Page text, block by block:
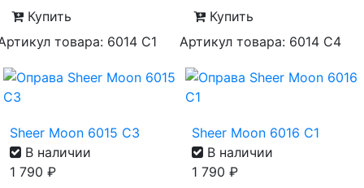
Купить
товара: 6014 С1
Купить
Артикул товара: 6014 С4
Sheer Moon 6015 С3
В наличии
1 790 ₽
Sheer Moon 6016 С1
В наличии
1 790 ₽